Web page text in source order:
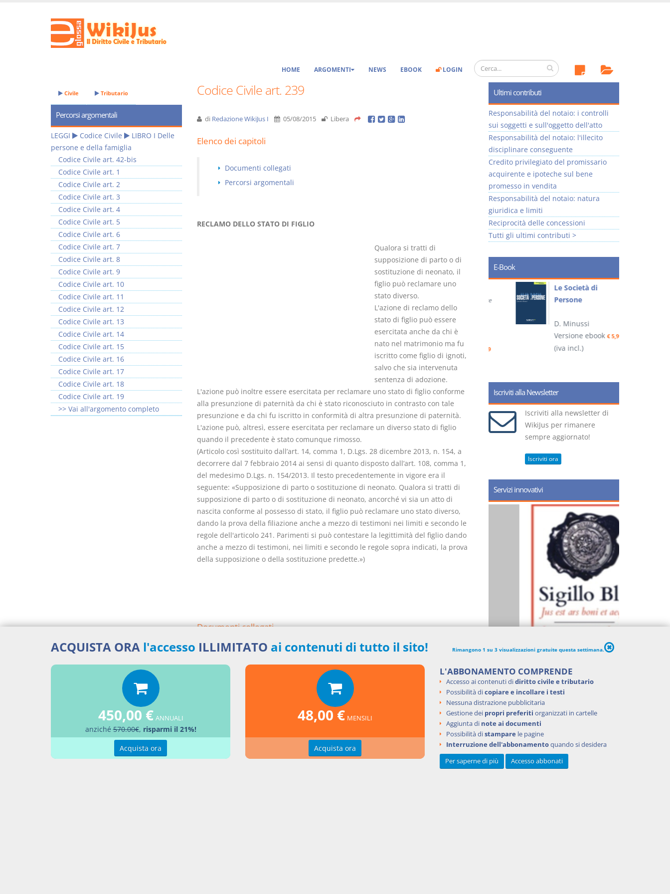
HOME ARGOMENTI NEWS EBOOK LOGIN
Codice Civile art. 239
di Redazione WikiJus I 05/08/2015 Libera
Elenco dei capitoli
Documenti collegati
Percorsi argomentali
RECLAMO DELLO STATO DI FIGLIO
Qualora si tratti di
supposizione di parto o di
sostituzione di neonato, il
figlio può reclamare uno
stato diverso.
L'azione di reclamo dello
stato di figlio può essere
esercitata anche da chi è
nato nel matrimonio ma fu
iscritto come figlio di ignoti,
salvo che sia intervenuta
sentenza di adozione.
L'azione può inoltre essere esercitata per reclamare uno stato di figlio conforme
alla presunzione di paternità da chi è stato riconosciuto in contrasto con tale
presunzione e da chi fu iscritto in conformità di altra presunzione di paternità.
L'azione può, altresì, essere esercitata per reclamare un diverso stato di figlio
quando il precedente è stato comunque rimosso.
(Articolo così sostituito dall’art. 14, comma 1, D.Lgs. 28 dicembre 2013, n. 154, a
decorrere dal 7 febbraio 2014 ai sensi di quanto disposto dall’art. 108, comma 1,
del medesimo D.Lgs. n. 154/2013. Il testo precedentemente in vigore era il
seguente: «Supposizione di parto o sostituzione di neonato. Qualora si tratti di
supposizione di parto o di sostituzione di neonato, ancorché vi sia un atto di
nascita conforme al possesso di stato, il figlio può reclamare uno stato diverso,
dando la prova della filiazione anche a mezzo di testimoni nei limiti e secondo le
regole dell'articolo 241. Parimenti si può contestare la legittimità del figlio dando
anche a mezzo di testimoni, nei limiti e secondo le regole sopra indicati, la prova
della supposizione o della sostituzione predette.»)
Documenti collegati
Codice Civile
Percorsi argomentali
LIBRO I Delle persone e della famiglia
Civile Tributario
Percorsi argomentali
LEGGI Codice Civile
LIBRO I Delle
persone e della famiglia
Codice Civile art. 42-bis
Codice Civile art. 1
Codice Civile art. 2
Codice Civile art. 3
Codice Civile art. 4
Codice Civile art. 5
Codice Civile art. 6
Codice Civile art. 7
Codice Civile art. 8
Codice Civile art. 9
Codice Civile art. 10
Codice Civile art. 11
Codice Civile art. 12
Codice Civile art. 13
Codice Civile art. 14
Codice Civile art. 15
Codice Civile art. 16
Codice Civile art. 17
Codice Civile art. 18
Codice Civile art. 19
>> Vai all'argomento completo
Ultimi contributi
Responsabilità del notaio: i controlli
sui soggetti e sull'oggetto dell'atto
Responsabilità del notaio: l'illecito
disciplinare conseguente
Credito privilegiato del promissario
acquirente e ipoteche sul bene
promesso in vendita
Responsabilità del notaio: natura
giuridica e limiti
Reciprocità delle concessioni
Tutti gli ultimi contributi >
E-Book
Prescrizione e
Versione ebook€ 4,19
Il Condominio
La riforma di cui alla legge
220/2012
S. D'Andrea – D.
Minussi
Versione ebook
(iva incl.)
Le Società di
Persone
D. Minussi
Versione ebook€ 5,99
(iva incl.)
Iscriviti alla Newsletter
Iscriviti alla newsletter di
WikiJus per rimanere
sempre aggiornato!
Iscriviti ora
Servizi innovativi
ACQUISTA ORA l'accesso ILLIMITATO ai contenuti di tutto il sito! Rimangono 1 su 3 visualizzazioni gratuite questa settimana.
450,00 € ANNUALI
anziché570.00€, risparmi il 21%!
Acquista ora
48,00 € MENSILI
Acquista ora
L'ABBONAMENTO COMPRENDE
Accesso ai contenuti didiritto civile e tributario
Possibilità dicopiare e incollare i testi
Nessuna distrazione pubblicitaria
Gestione dei propri preferiti organizzati in cartelle
Aggiunta di note ai documenti
Possibilità distampare le pagine
Interruzione dell'abbonamentoquando si desidera
Per saperne di più
Accesso abbonati